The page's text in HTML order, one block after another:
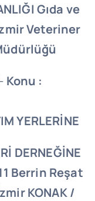
Gıda ve
Veteriner
Konu :
YERLERİNE
DERNEĞİNE
Berrin Reşat
KONAK /